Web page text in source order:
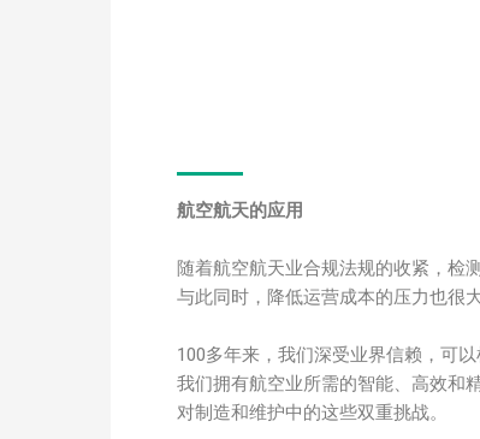
航空航天的应用
随着航空航天业合规法规的收紧，检
与此同时，降低运营成本的压力也很大
100多年来，我们深受业界信赖，可
我们拥有航空业所需的智能、高效和
对制造和维护中的这些双重挑战。